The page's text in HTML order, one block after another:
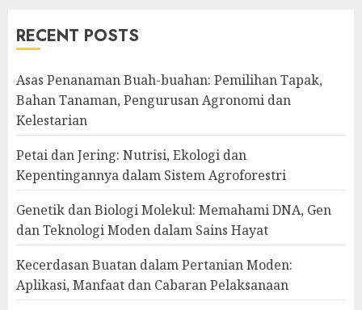
RECENT POSTS
Asas Penanaman Buah-buahan: Pemilihan Tapak,
Bahan Tanaman, Pengurusan Agronomi dan
Kelestarian
Petai dan Jering: Nutrisi, Ekologi dan
Kepentingannya dalam Sistem Agroforestri
Genetik dan Biologi Molekul: Memahami DNA, Gen
dan Teknologi Moden dalam Sains Hayat
Kecerdasan Buatan dalam Pertanian Moden:
Aplikasi, Manfaat dan Cabaran Pelaksanaan